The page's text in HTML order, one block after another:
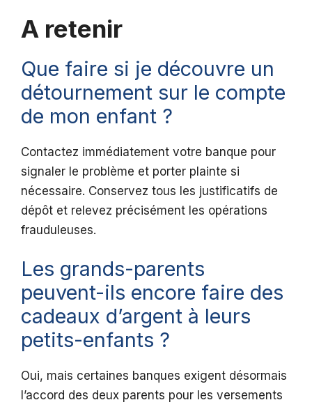
A retenir
Que faire si je découvre un
détournement sur le compte
de mon enfant ?
Contactez immédiatement votre banque pour
signaler le problème et porter plainte si
nécessaire. Conservez tous les justificatifs de
dépôt et relevez précisément les opérations
frauduleuses.
Les grands-parents
peuvent-ils encore faire des
cadeaux d’argent à leurs
petits-enfants ?
Oui, mais certaines banques exigent désormais
l’accord des deux parents pour les versements